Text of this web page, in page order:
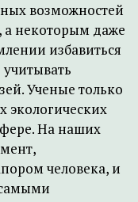
возможностей
а некоторым даже
избавиться
Ученые только
экологических
На наших
человека, и
самыми